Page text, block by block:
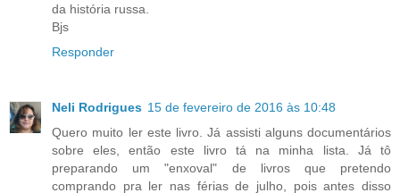
da história russa.
Bjs
Responder
Neli Rodrigues 15 de fevereiro de 2016 às 10:48
Quero muito ler este livro. Já assisti alguns documentários
sobre eles, então este livro tá na minha lista. Já tô
preparando um "enxoval" de livros que pretendo
comprando pra ler nas férias de julho, pois antes disso